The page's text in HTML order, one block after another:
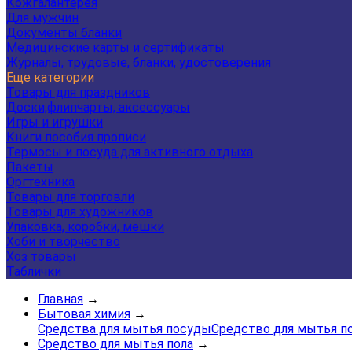
Для мужчин
Документы бланки
Медицинские карты и сертификаты
Журналы, трудовые, бланки, удостоверения
Еще категории
Товары для праздников
Доски,флипчарты, аксессуары
Игры и игрушки
Книги пособия прописи
Термосы и посуда для активного отдыха
Пакеты
Оргтехника
Товары для торговли
Товары для художников
Упаковка, коробки, мешки
Хоби и творчество
Хоз товары
Таблички
Главная →
Бытовая химия →
Средства для мытья посудыСредство для мытья
Средство для мытья пола →